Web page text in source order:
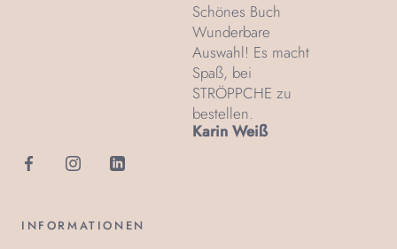
Schönes Buch
Wunderbare
Auswahl! Es macht
Spaß, bei
STRÖPPCHE zu
bestellen.
Karin Weiß
INFORMATIONEN